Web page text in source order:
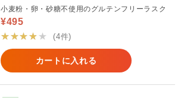
小麦粉・卵・砂糖不使用のグルテンフリーラスク
¥495
★★★★★
(4件)
カートに入れる